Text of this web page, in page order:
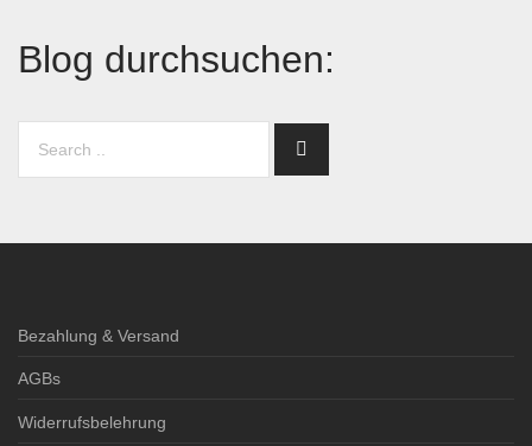
Blog durchsuchen:
Bezahlung & Versand
AGBs
Widerrufsbelehrung